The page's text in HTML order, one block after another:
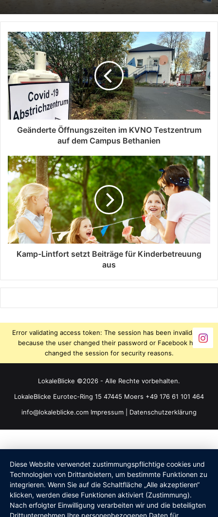
Geänderte Öffnungszeiten im KVNO Testzentrum
auf dem Campus Bethanien
Kamp-Lintfort setzt Beiträge für Kinderbetreuung
aus
Error validating access token: The session has been invalidated
because the user changed their password or Facebook has
changed the session for security reasons.
LokaleBlicke ©2026 - Alle Rechte vorbehalten.
LokaleBlicke Eurotec-Ring 15 47445 Moers +49 176 61 101 464
info@lokaleblicke.com Impressum Datenschutzerklärung
Diese Website verwendet zustimmungspflichtige cookies und
Technologien von Drittanbietern, um bestimmte Funktionen zu
integrieren. Wenn Sie auf die Schaltfläche „Alle akzeptieren“
klicken, werden diese Funktionen aktiviert (Zustimmung).
Nach erfolgter Einwilligung verarbeiten wir und die beteiligten
Drittunternehmen Ihre personenbezogenen Daten für